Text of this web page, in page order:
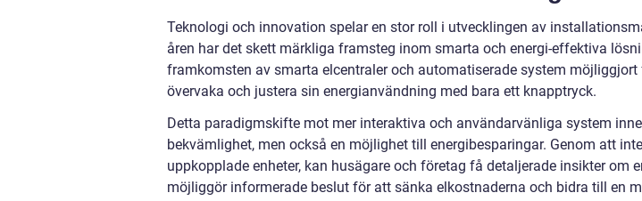
Teknologi och innovation spelar en stor roll i utvecklingen av
åren har det skett märkliga framsteg inom smarta och energi-effektiva
framkomsten av smarta elcentraler och automatiserade system
övervaka och justera sin energianvändning med bara ett knapptryck.
Detta paradigmskifte mot mer interaktiva och användarvänliga system
bekvämlighet, men också en möjlighet till energibesparingar. Genom att
uppkopplade enheter, kan husägare och företag få detaljerade insikter om
möjliggör informerade beslut för att sänka elkostnaderna och bidra till en